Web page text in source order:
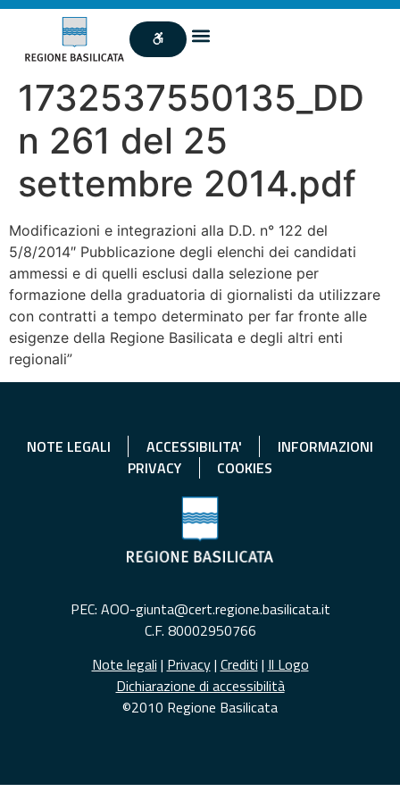
1732537550135_DD
n 261 del 25
settembre 2014.pdf
Modificazioni e integrazioni alla D.D. n° 122 del
5/8/2014″ Pubblicazione degli elenchi dei candidati
ammessi e di quelli esclusi dalla selezione per
formazione della graduatoria di giornalisti da utilizzare
con contratti a tempo determinato per far fronte alle
esigenze della Regione Basilicata e degli altri enti
regionali”
NOTE LEGALI ACCESSIBILITA'
INFORMAZIONI
PRIVACY
COOKIES
PEC: AOO-giunta@cert.regione.basilicata.it
C.F. 80002950766
Note legali | Privacy| Crediti | Il Logo
Dichiarazione di accessibilità
©2010 Regione Basilicata